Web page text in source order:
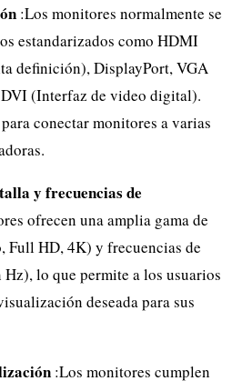
:Los monitores normalmente se
estandarizados como HDMI
definición), DisplayPort, VGA
(Interfaz de video digital).
conectar monitores a varias
y frecuencias de
ofrecen una amplia gama de
Full HD, 4K) y frecuencias de
lo que permite a los usuarios
deseada para sus
:Los monitores cumplen